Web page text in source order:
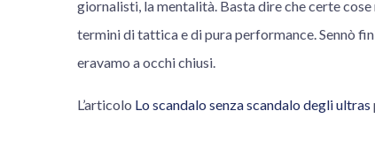
giornalisti, la mentalità. Basta dire che certe cose
termini di tattica e di pura performance. Sennò
eravamo a occhi chiusi.
L’articolo Lo scandalo senza scandalo degli ultras